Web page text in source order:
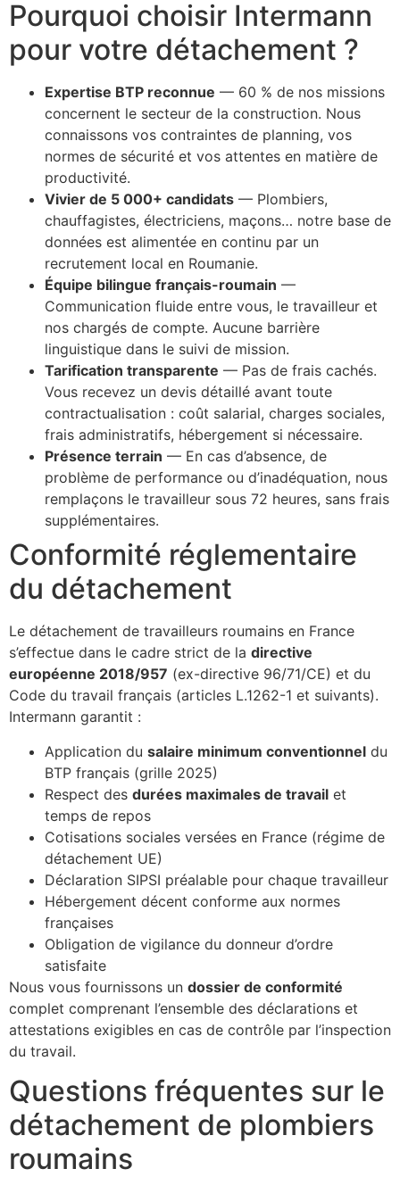
Pourquoi choisir Intermann
pour votre détachement ?
Expertise BTP reconnue — 60 % de nos missions
concernent le secteur de la construction. Nous
connaissons vos contraintes de planning, vos
normes de sécurité et vos attentes en matière de
productivité.
Vivier de 5 000+ candidats — Plombiers,
chauffagistes, électriciens, maçons… notre base de
données est alimentée en continu par un
recrutement local en Roumanie.
Équipe bilingue français-roumain —
Communication fluide entre vous, le travailleur et
nos chargés de compte. Aucune barrière
linguistique dans le suivi de mission.
Tarification transparente — Pas de frais cachés.
Vous recevez un devis détaillé avant toute
contractualisation : coût salarial, charges sociales,
frais administratifs, hébergement si nécessaire.
Présence terrain — En cas d’absence, de
problème de performance ou d’inadéquation, nous
remplaçons le travailleur sous 72 heures, sans frais
supplémentaires.
Conformité réglementaire
du détachement
Le détachement de travailleurs roumains en France
s’effectue dans le cadre strict de la directive
européenne 2018/957 (ex-directive 96/71/CE) et du
Code du travail français (articles L.1262-1 et suivants).
Intermann garantit :
Application du salaire minimum conventionnel du
BTP français (grille 2025)
Respect des durées maximales de travail et
temps de repos
Cotisations sociales versées en France (régime de
détachement UE)
Déclaration SIPSI préalable pour chaque travailleur
Hébergement décent conforme aux normes
françaises
Obligation de vigilance du donneur d’ordre
satisfaite
Nous vous fournissons un dossier de conformité
complet comprenant l’ensemble des déclarations et
attestations exigibles en cas de contrôle par l’inspection
du travail.
Questions fréquentes sur le
détachement de plombiers
roumains